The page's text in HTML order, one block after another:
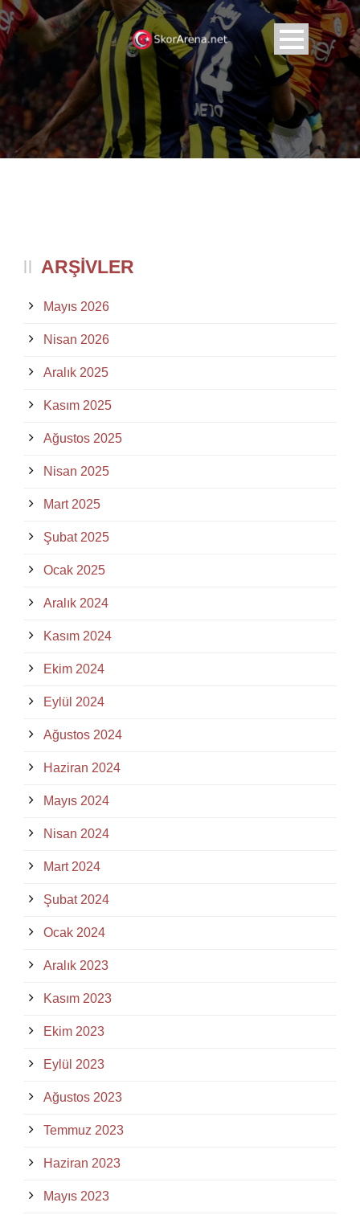
ARŞIVLER
Mayıs 2026
Nisan 2026
Aralık 2025
Kasım 2025
Ağustos 2025
Nisan 2025
Mart 2025
Şubat 2025
Ocak 2025
Aralık 2024
Kasım 2024
Ekim 2024
Eylül 2024
Ağustos 2024
Haziran 2024
Mayıs 2024
Nisan 2024
Mart 2024
Şubat 2024
Ocak 2024
Aralık 2023
Kasım 2023
Ekim 2023
Eylül 2023
Ağustos 2023
Temmuz 2023
Haziran 2023
Mayıs 2023